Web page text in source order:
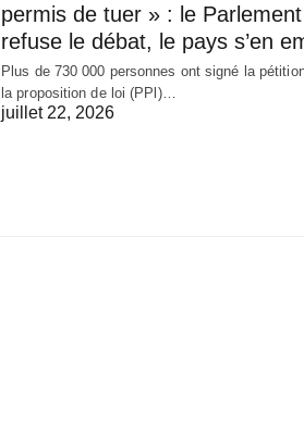
permis de tuer » : le Parlement
refuse le débat, le pays s’en
Plus de 730 000 personnes ont signé la
la proposition de loi (PPl)…
juillet 22, 2026